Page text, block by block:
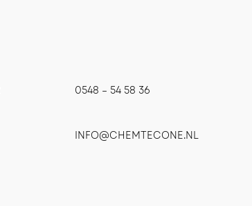
0548 – 54 58 36
INFO@CHEMTECONE.NL